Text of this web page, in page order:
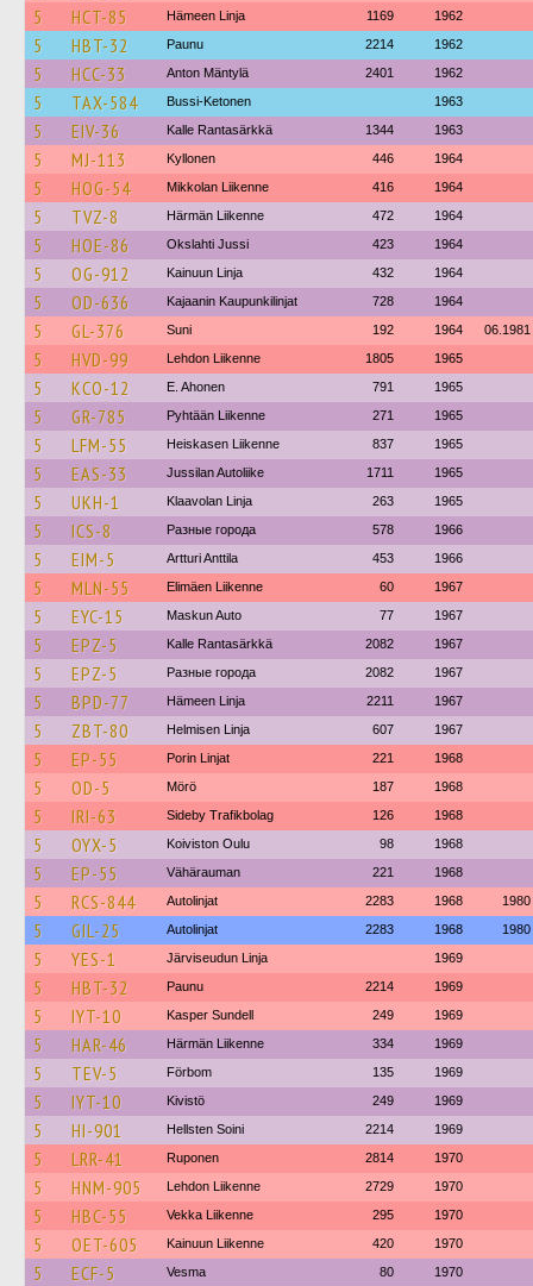
5 HCT-85 Hämeen Linja 1169 1962
5 HBT-32 Paunu 2214 1962
5 HCC-33 Anton Mäntylä 2401 1962
5 TAX-584 Bussi-Ketonen 1963
5 EIV-36 Kalle Rantasärkkä 1344 1963
5 MJ-113 Kyllonen 446 1964
5 HOG-54 Mikkolan Liikenne 416 1964
5 TVZ-8 Härmän Liikenne 472 1964
5 HOE-86 Okslahti Jussi 423 1964
5 OG-912 Kainuun Linja 432 1964
5 OD-636 Kajaanin Kaupunkilinjat 728 1964
5 GL-376 Suni 192 1964 06.1981
5 HVD-99 Lehdon Liikenne 1805 1965
5 KCO-12 E. Ahonen 791 1965
5 GR-785 Pyhtään Liikenne 271 1965
5 LFM-55 Heiskasen Liikenne 837 1965
5 EAS-33 Jussilan Autoliike 1711 1965
5 UKH-1 Klaavolan Linja 263 1965
5 ICS-8 Разные города 578 1966
5 EIM-5 Artturi Anttila 453 1966
5 MLN-55 Elimäen Liikenne 60 1967
5 EYC-15 Maskun Auto 77 1967
5 EPZ-5 Kalle Rantasärkkä 2082 1967
5 EPZ-5 Разные города 2082 1967
5 BPD-77 Hämeen Linja 2211 1967
5 ZBT-80 Helmisen Linja 607 1967
5 EP-55 Porin Linjat 221 1968
5 OD-5 Mörö 187 1968
5 IRI-63 Sideby Trafikbolag 126 1968
5 OYX-5 Koiviston Oulu 98 1968
5 EP-55 Vähärauman 221 1968
5 RCS-844 Autolinjat 2283 1968 1980
5 GIL-25 Autolinjat 2283 1968 1980
5 YES-1 Järviseudun Linja 1969
5 HBT-32 Paunu 2214 1969
5 IYT-10 Kasper Sundell 249 1969
5 HAR-46 Härmän Liikenne 334 1969
5 TEV-5 Förbom 135 1969
5 IYT-10 Kivistö 249 1969
5 HI-901 Hellsten Soini 2214 1969
5 LRR-41 Ruponen 2814 1970
5 HNM-905 Lehdon Liikenne 2729 1970
5 HBC-55 Vekka Liikenne 295 1970
5 OET-605 Kainuun Liikenne 420 1970
5 ECF-5 Vesma 80 1970